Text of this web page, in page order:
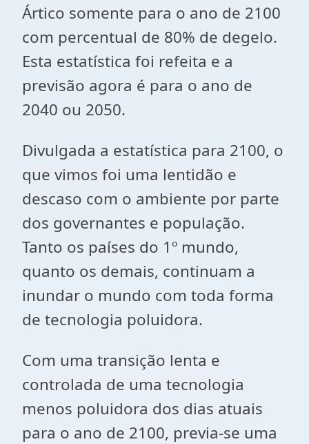
Ártico somente para o ano de 2100
com percentual de 80% de degelo.
Esta estatística foi refeita e a
previsão agora é para o ano de
2040 ou 2050.
Divulgada a estatística para 2100, o
que vimos foi uma lentidão e
descaso com o ambiente por parte
dos governantes e população.
Tanto os países do 1º mundo,
quanto os demais, continuam a
inundar o mundo com toda forma
de tecnologia poluidora.
Com uma transição lenta e
controlada de uma tecnologia
menos poluidora dos dias atuais
para o ano de 2100, previa-se uma